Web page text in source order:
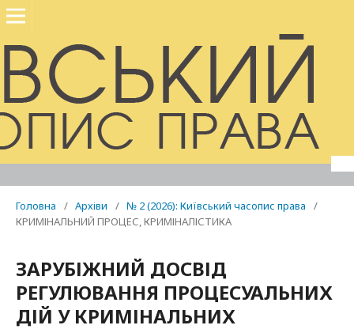
Головна / Архіви / № 2 (2026): Київський часопис права
/
КРИМІНАЛЬНИЙ ПРОЦЕС, КРИМІНАЛІСТИКА
ЗАРУБІЖНИЙ ДОСВІД
РЕГУЛЮВАННЯ ПРОЦЕСУАЛЬНИХ
ДІЙ У КРИМІНАЛЬНИХ